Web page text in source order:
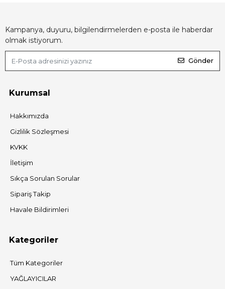
Kampanya, duyuru, bilgilendirmelerden e-posta ile haberdar
olmak istiyorum.
Gönder
Kurumsal
Hakkımızda
Gizlilik Sözleşmesi
KVKK
İletişim
Sıkça Sorulan Sorular
Sipariş Takip
Havale Bildirimleri
Kategoriler
Tüm Kategoriler
YAĞLAYICILAR